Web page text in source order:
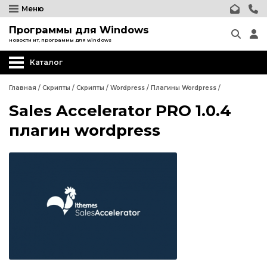
Меню
Программы для Windows
новости ит, программы для windows
Каталог
Релизы CMS Wordpress
Главная / Скрипты / Скрипты / Wordpress / Плагины Wordpress /
Sales Accelerator PRO 1.0.4
плагин wordpress
Wordpress
Релизы CMS Wordpress